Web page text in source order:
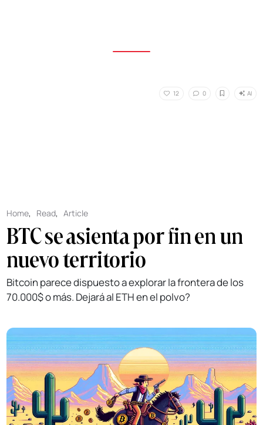
12 0 AI
Home, Read,Article
BTC se asienta por fin en un
nuevo territorio
Bitcoin parece dispuesto a explorar la frontera de los
70.000$ o más. Dejará al ETH en el polvo?